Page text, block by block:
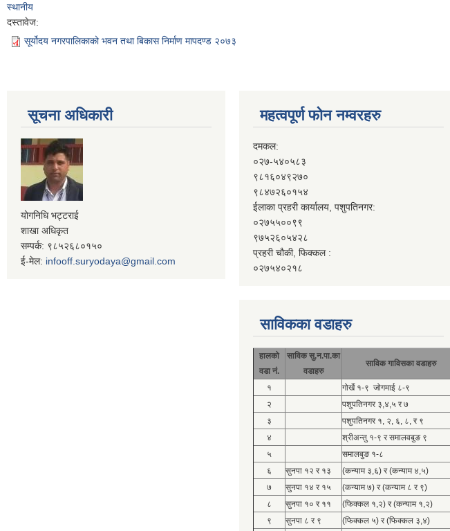
स्थानीय
दस्तावेज:
सूर्योदय नगरपालिकाको भवन तथा बिकास निर्माण मापदण्ड २०७३
सूचना अधिकारी
योगनिधि भट्टराई
शाखा अधिकृत
सम्पर्क: ९८५२६८०१५०
ई-मेल: infooff.suryodaya@gmail.com
महत्वपूर्ण फोन नम्वरहरु
दमकल:
०२७-५४०५८३
९८१६०४९२७०
९८४७२६०१५४
ईलाका प्रहरी कार्यालय, पशुपतिनगर:
०२७५५००९९
९७५२६०५४२८
प्रहरी चौकी, फिक्कल :
०२७५४०२१८
साविकका वडाहरु
हालको
वडा नं.
साविक सु.न.पा.का
वडाहरु
साविक गाविसका वडाहरु
१
गोर्खे १-९ जोगमाई ८-९
२
पशुपतिनगर ३,४,५ र ७
३
पशुपतिनगर १, २, ६, ८, र ९
४
श्रीअन्तु १-९ र समालवबुङ ९
५
समालबुङ १-८
६
सुनपा १२ र १३
(कन्याम ३,६) र (कन्याम ४,५)
७
सुनपा १४ र १५
(कन्याम ७) र (कन्याम ८ र ९)
८
सुनपा १० र ११
(फिक्कल १,२) र (कन्याम १,२)
९
सुनपा ८ र ९
(फिक्कल ५) र (फिक्कल ३,४)